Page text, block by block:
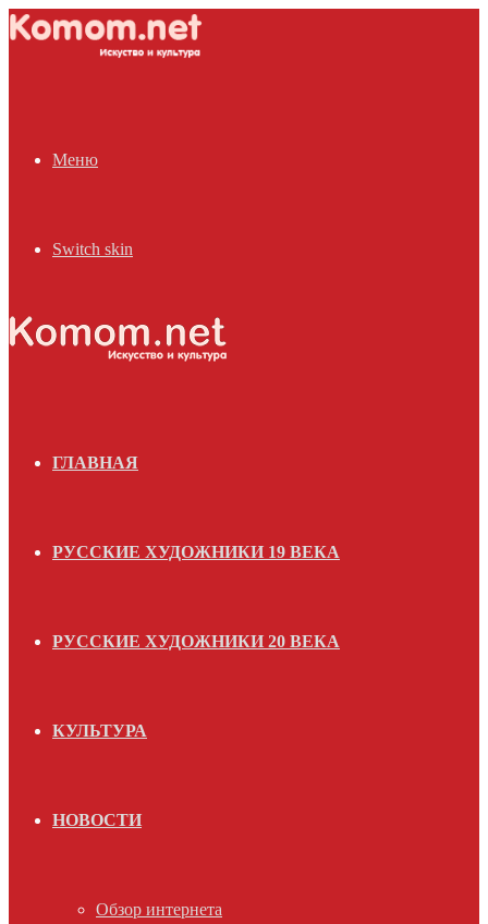
Меню
Switch skin
ГЛАВНАЯ
РУССКИЕ ХУДОЖНИКИ 19 ВЕКА
РУССКИЕ ХУДОЖНИКИ 20 ВЕКА
КУЛЬТУРА
НОВОСТИ
Обзор интернета